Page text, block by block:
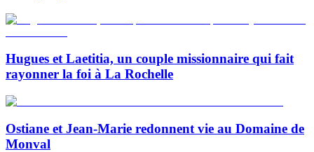
Hugues et Laetitia, un couple missionnaire qui fait
rayonner la foi à La Rochelle
Ostiane et Jean-Marie redonnent vie au Domaine de
Monval